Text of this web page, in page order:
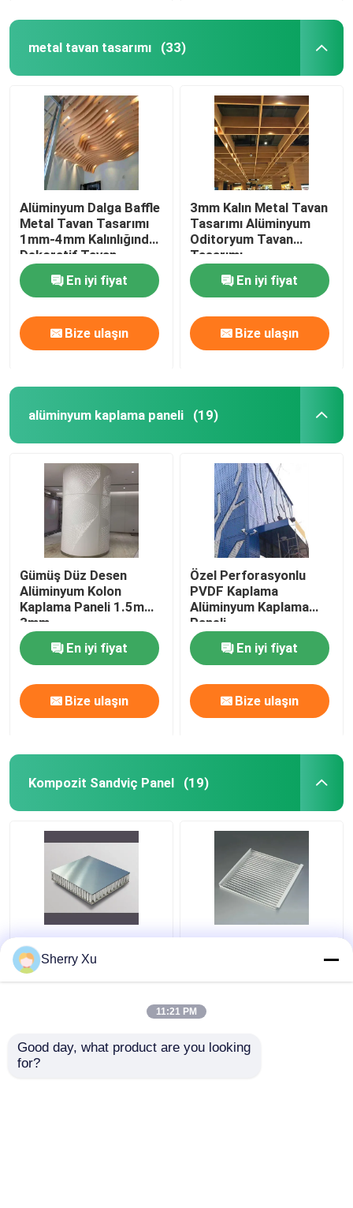
metal tavan tasarımı (33)
Alüminyum Dalga Baffle
Metal Tavan Tasarımı
1mm-4mm Kalınlığında
Dekoratif Tavan
Tasarımı
En iyi fiyat
Bize ulaşın
3mm Kalın Metal Tavan
Tasarımı Alüminyum
Oditoryum Tavan
Tasarımı
En iyi fiyat
Bize ulaşın
alüminyum kaplama paneli (19)
Gümüş Düz Desen
Alüminyum Kolon
Kaplama Paneli 1.5mm-
3mm
En iyi fiyat
Bize ulaşın
Özel Perforasyonlu
PVDF Kaplama
Alüminyum Kaplama
Paneli
En iyi fiyat
Bize ulaşın
Kompozit Sandviç Panel (19)
Alüminyum Çekirdekli
Kompozit Sandviç
Panel 0.06mm
600X600 Oluklu Metal
Sherry Xu
11:21 PM
Good day, what product are you looking
for?